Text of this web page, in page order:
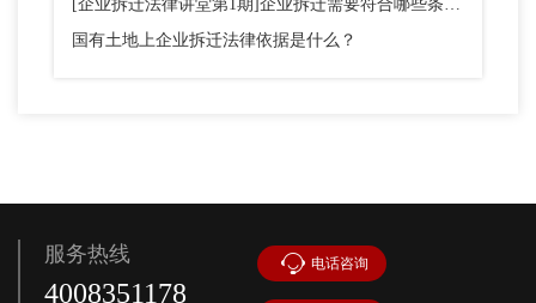
[企业拆迁法律讲堂第1期]企业拆迁需要符合哪些条件？
国有土地上企业拆迁法律依据是什么？
服务热线
4008351178
电话咨询